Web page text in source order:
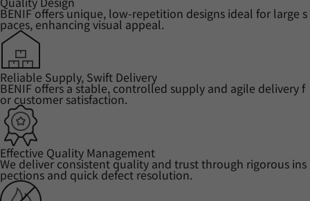
BENIF offers unique, low-repetition designs ideal for large s
paces, enhancing visual appeal.
Reliable Supply, Swift Delivery
BENIF offers a stable, controlled supply and agile delivery f
or customer satisfaction.
Effective Quality Management
We deliver consistent quality and trust through rigorous ins
pections and quick defect resolution.